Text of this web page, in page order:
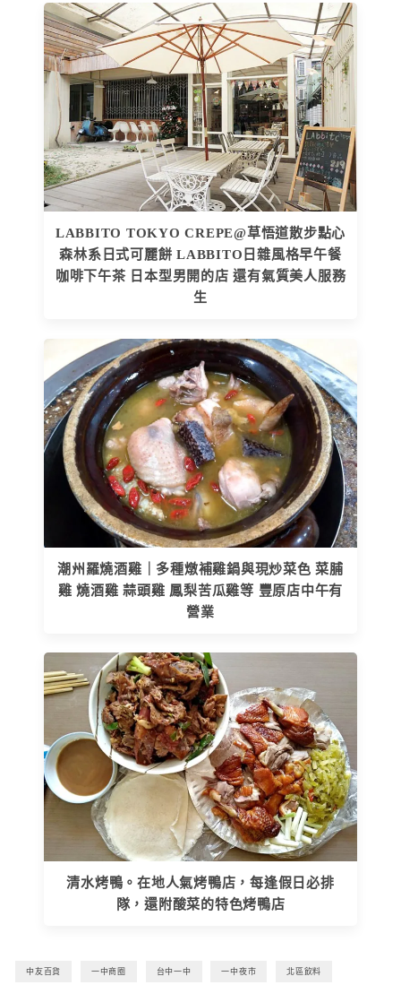
LABBITO TOKYO CREPE@草悟道散步點心
森林系日式可麗餅 LABBITO日雜風格早午餐
咖啡下午茶 日本型男開的店 還有氣質美人服務
生
潮州羅燒酒雞｜多種燉補雞鍋與現炒菜色 菜脯
雞 燒酒雞 蒜頭雞 鳳梨苦瓜雞等 豐原店中午有
營業
清水烤鴨。在地人氣烤鴨店，每逢假日必排
隊，還附酸菜的特色烤鴨店
中友百貨 一中商圈 台中一中 一中夜市 北區飲料